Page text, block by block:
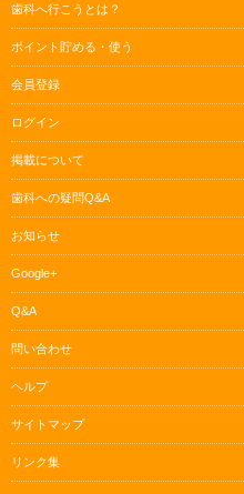
歯科へ行こうとは？
ポイント貯める・使う
会員登録
ログイン
掲載について
歯科への疑問Q&A
お知らせ
Google+
Q&A
問い合わせ
ヘルプ
サイトマップ
リンク集